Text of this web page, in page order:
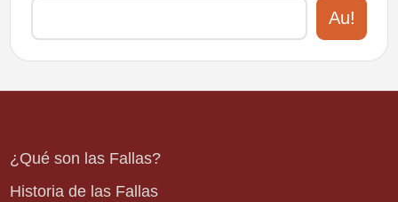
Au!
¿Qué son las Fallas?
Historia de las Fallas